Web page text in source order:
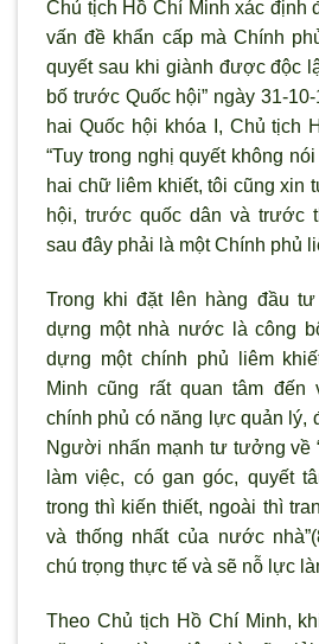
Chủ tịch Hồ Chí Minh xác định
vấn đề khẩn cấp mà Chính
quyết sau khi giành được độc
bố trước Quốc hội” ngày 31-
hai Quốc hội khóa I, Chủ tịch
“Tuy trong nghị quyết không
hai chữ liêm khiết, tôi cũng xin
hội, trước quốc dân và trước
sau đây phải là một Chính phủ
Trong khi đặt lên hàng đầu
dựng một nhà nước là công
dựng một chính phủ liêm
Minh cũng rất quan tâm đến
chính phủ có năng lực quản lý,
Người nhấn mạnh tư tưởng về
làm việc, có gan góc, quyết
trong thì kiến thiết, ngoài thì
và thống nhất của nước
chú trọng thực tế và sẽ nỗ lực
Theo Chủ tịch Hồ Chí Minh,